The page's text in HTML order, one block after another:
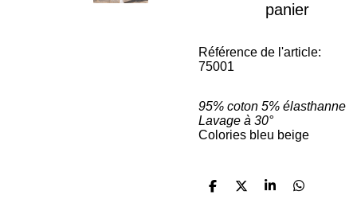
panier
Référence de l'article:
75001
95% coton 5% élasthanne
Lavage à 30°
Colories bleu beige
P
P
P
P